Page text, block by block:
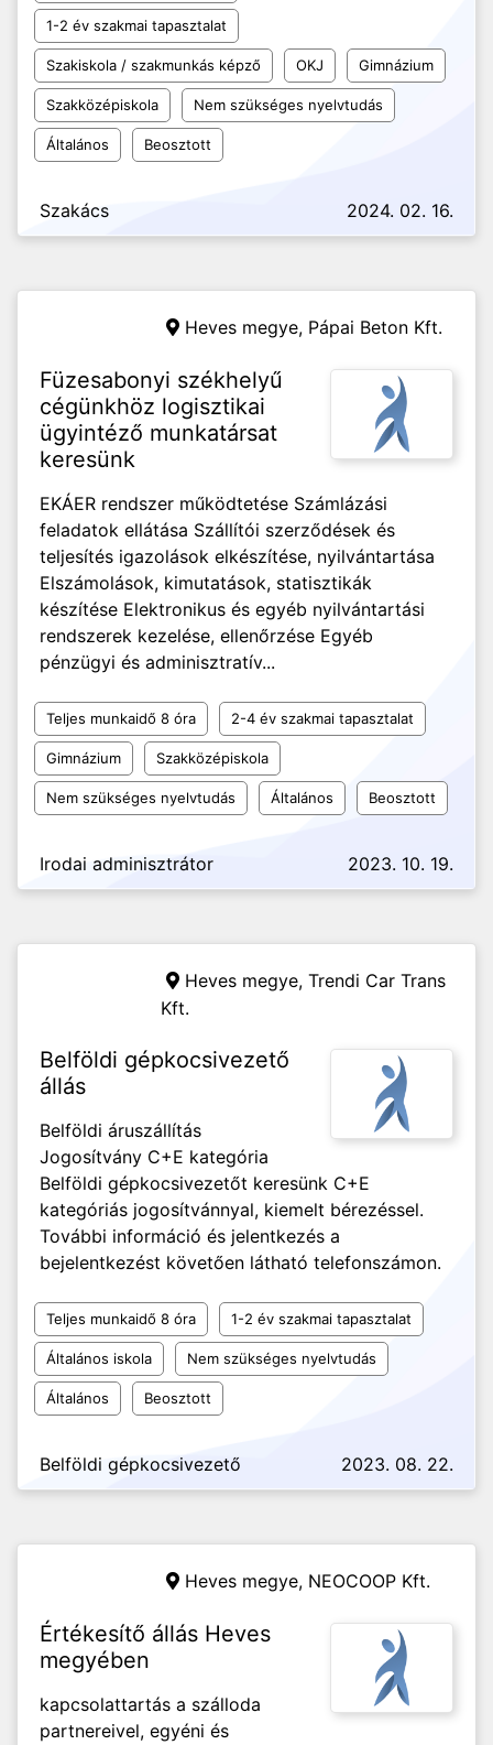
1-2 év szakmai tapasztalat
Szakiskola / szakmunkás képző OKJ Gimnázium
Szakközépiskola Nem szükséges nyelvtudás
Általános Beosztott
Szakács 2024. 02. 16.
Heves megye, Pápai Beton Kft.
Füzesabonyi székhelyű
cégünkhöz logisztikai
ügyintéző munkatársat
keresünk
EKÁER rendszer működtetése Számlázási
feladatok ellátása Szállítói szerződések és
teljesítés igazolások elkészítése, nyilvántartása
Elszámolások, kimutatások, statisztikák
készítése Elektronikus és egyéb nyilvántartási
rendszerek kezelése, ellenőrzése Egyéb
pénzügyi és adminisztratív...
Teljes munkaidő 8 óra 2-4 év szakmai tapasztalat
Gimnázium Szakközépiskola
Nem szükséges nyelvtudás Általános Beosztott
Irodai adminisztrátor 2023. 10. 19.
Heves megye, Trendi Car Trans
Kft.
Belföldi gépkocsivezető
állás
Belföldi áruszállítás
Jogosítvány C+E kategória
Belföldi gépkocsivezetőt keresünk C+E
kategóriás jogosítvánnyal, kiemelt bérezéssel.
További információ és jelentkezés a
bejelentkezést követően látható telefonszámon.
Teljes munkaidő 8 óra 1-2 év szakmai tapasztalat
Általános iskola Nem szükséges nyelvtudás
Általános Beosztott
Belföldi gépkocsivezető 2023. 08. 22.
Heves megye, NEOCOOP Kft.
Értékesítő állás Heves
megyében
kapcsolattartás a szálloda
partnereivel, egyéni és